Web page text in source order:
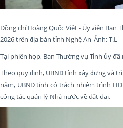
Đồng chí Hoàng Quốc Việt - Ủy viên Ban
2026 trên địa bàn tỉnh Nghệ An. Ảnh: T.L
Tại phiên họp, Ban Thường vụ Tỉnh ủy
Theo quy định, UBND tỉnh xây dựng và
năm, UBND tỉnh có trách nhiệm trình
công tác quản lý Nhà nước về đất đai.